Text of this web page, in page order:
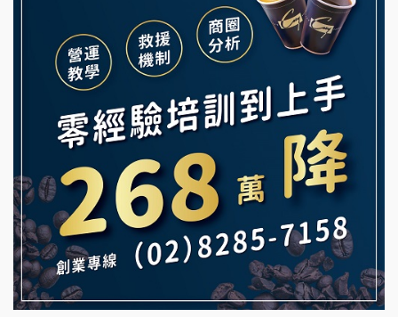
Ramble Café 漫步藍咖啡加盟說明會
微風亭鐵板燒加盟說明會
鮮茶道加盟說明會
【曉妍美妝】誠徵行政櫃檯
自助洗衣店誠徵代洗收送人員(台中市)
MUSHEN徵SPA美容芳療師
日十。早午食加盟說明會
義氣豐發雞加盟說明會
Mr.Wish加盟說明會
白鬍泡泡 BOHO POPO加盟說明會
雞咕雞咕加盟說明會
TEA TOP加盟說明會
珍好味臭臭鍋加盟說明會